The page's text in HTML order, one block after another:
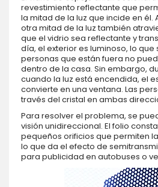
revestimiento reflectante que
la mitad de la luz que incide en él.
otra mitad de la luz también
que el vidrio sea reflectante y
día, el exterior es luminoso, lo que
personas que están fuera no
dentro de la casa. Sin embargo,
cuando la luz está encendida, el
convierte en una ventana. Las
través del cristal en ambas
Para resolver el problema, se
visión unidireccional. El folio
pequeños orificios que permiten
lo que da el efecto de
para publicidad en autobuses o